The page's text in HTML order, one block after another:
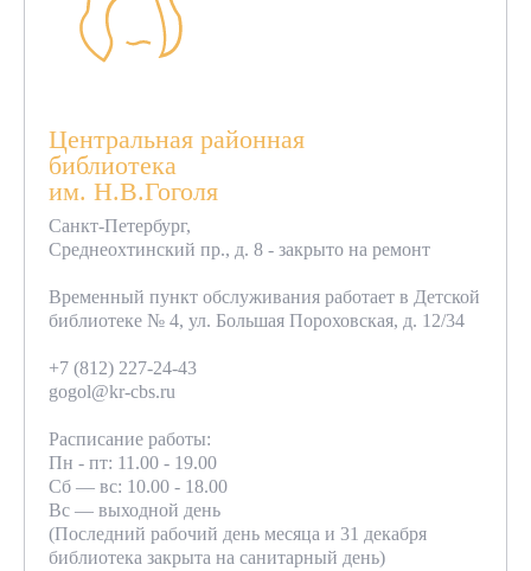
Центральная районная
библиотека
им. Н.В.Гоголя
Санкт-Петербург,
Среднеохтинский пр., д. 8 - закрыто на ремонт
Временный пункт обслуживания работает в Детской
библиотеке № 4, ул. Большая Пороховская, д. 12/34
+7 (812) 227-24-43
gogol@kr-cbs.ru
Расписание работы:
Пн - пт: 11.00 - 19.00
Сб — вс: 10.00 - 18.00
Вс — выходной день
(Последний рабочий день месяца и 31 декабря
библиотека закрыта на санитарный день)